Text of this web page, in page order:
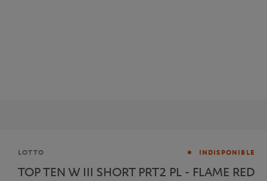
Marque
LOTTO INDISPONIBLE
TOP TEN W III SHORT PRT2 PL - FLAME RED